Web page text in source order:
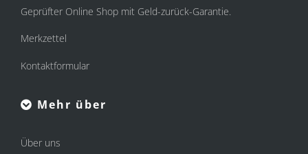
Geprüfter Online Shop mit Geld-zurück-Garantie.
Merkzettel
Kontaktformular
Mehr über
Über uns